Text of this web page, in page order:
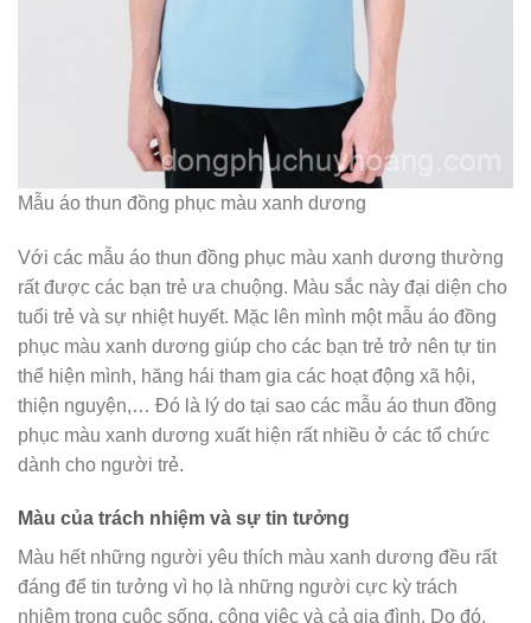
Mẫu áo thun đồng phục màu xanh dương
Với các mẫu áo thun đồng phục màu xanh dương thường
rất được các bạn trẻ ưa chuộng. Màu sắc này đại diện cho
tuổi trẻ và sự nhiệt huyết. Mặc lên mình một mẫu áo đồng
phục màu xanh dương giúp cho các bạn trẻ trở nên tự tin
thể hiện mình, hăng hái tham gia các hoạt động xã hội,
thiện nguyện,… Đó là lý do tại sao các mẫu áo thun đồng
phục màu xanh dương xuất hiện rất nhiều ở các tổ chức
dành cho người trẻ.
Màu của trách nhiệm và sự tin tưởng
Màu hết những người yêu thích màu xanh dương đều rất
đáng để tin tưởng vì họ là những người cực kỳ trách
nhiệm trong cuộc sống, công việc và cả gia đình. Do đó,